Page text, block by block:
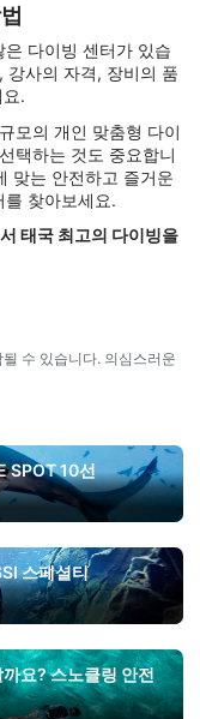
다이빙 센터가 있습
강사의 자격, 장비의 품
.
모의 개인 맞춤형 다이
택하는 것도 중요합니
맞는 안전하고 즐거운
를 찾아보세요.
태국 최고의 다이빙을
수 있습니다. 의심스러운
SPOT 10선
스페셜티
요? 스노클링 안전